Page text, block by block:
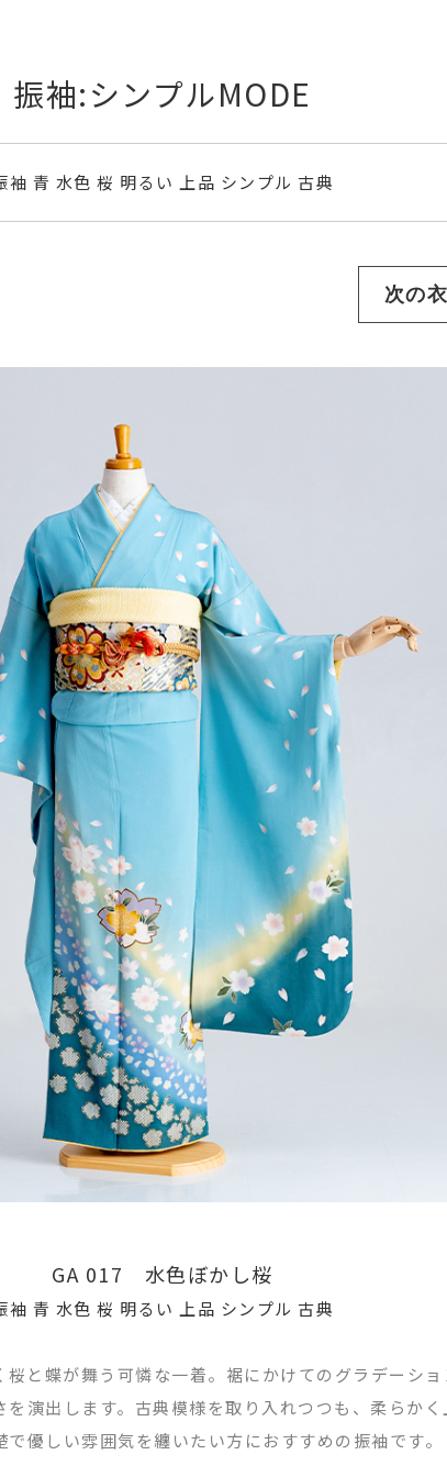
振袖:シンプルMODE
袖 青 水色 桜 明るい 上品 シンプル 古典
次の
GA 017 水色ぼかし桜
袖 青 水色 桜 明るい 上品 シンプル 古典
と蝶が舞う可憐な一着。裾にかけてのグラデーショ
演出します。古典模様を取り入れつつも、柔らか
で優しい雰囲気を纏いたい方におすすめの振袖です。